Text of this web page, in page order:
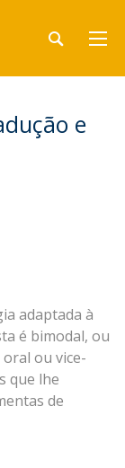
e
adaptada à
é bimodal, ou
ou vice-
que lhe
de